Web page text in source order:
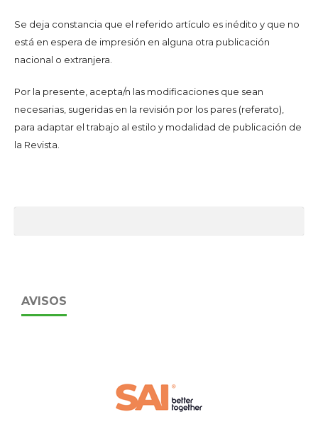
Se deja constancia que el referido artículo es inédito y que no
está en espera de impresión en alguna otra publicación
nacional o extranjera.
Por la presente, acepta/n las modificaciones que sean
necesarias, sugeridas en la revisión por los pares (referato),
para adaptar el trabajo al estilo y modalidad de publicación de
la Revista.
AVISOS